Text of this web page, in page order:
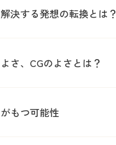
決する発想の転換とは？
さ、CGのよさとは？
もつ可能性